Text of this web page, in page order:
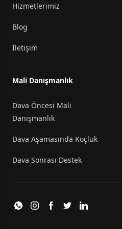
Hizmetlerimiz
Blog
İletişim
Mali Danışmanlık
Dava Öncesi Mali
Danışmanlık
Dava Aşamasında Koçluk
Dava Sonrası Destek